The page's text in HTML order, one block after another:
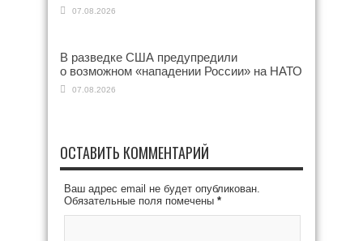
07.08.2026
В разведке США предупредили
о возможном «нападении России» на НАТО
07.08.2026
ОСТАВИТЬ КОММЕНТАРИЙ
Ваш адрес email не будет опубликован.
Обязательные поля помечены *